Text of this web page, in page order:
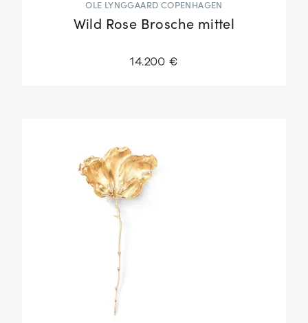
OLE LYNGGAARD COPENHAGEN
Wild Rose Brosche mittel
14.200 €